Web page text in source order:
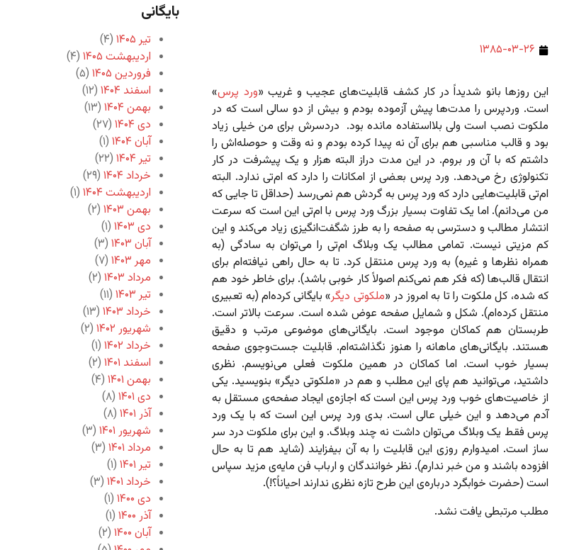
۱۳۸۵-۰۳-۲۶
این روزها بانو شدیداً در کار کشف قابلیت‌های عجیب و غریب «ورد پرس»
است. وردپرس را مدت‌ها پیش آزموده بودم و بیش از دو سالی است که در
ملکوت نصب است ولی بلااستفاده مانده بود. دردسرش برای من خیلی زیاد
بود و قالب مناسبی هم برای آن نه پیدا کرده بودم و نه وقت و حوصله‌اش را
داشتم که با آن ور بروم. در این مدت دراز البته هزار و یک پیشرفت در کار
تکنولوژی رخ می‌دهد. ورد پرس بعضی از امکانات را دارد که ام‌تی ندارد. البته
ام‌تی قابلیت‌هایی دارد که ورد پرس به گردش هم نمی‌رسد (حداقل تا جایی که
من می‌دانم). اما یک تفاوت بسیار بزرگ ورد پرس با ام‌تی این است که سرعت
انتشار مطالب و دسترسی به صفحه را به طرز شگفت‌انگیزی زیاد می‌کند و این
کم مزیتی نیست. تمامی مطالب یک وبلاگ ام‌تی را می‌توان به سادگی (به
همراه نظرها و غیره) به ورد پرس منتقل کرد. تا به حال راهی نیافته‌ام برای
انتقال قالب‌ها (که فکر هم نمی‌کنم اصولاً کار خوبی باشد). برای خاطر خود هم
که شده، کل ملکوت را تا به امروز در «ملکوتی دیگر» بایگانی کرده‌ام (به تعبیری
منتقل کرده‌ام). شکل و شمایل صفحه عوض شده است. سرعت بالاتر است.
طربستان هم کماکان موجود است. بایگانی‌های موضوعی مرتب و دقیق
هستند. بایگانی‌های ماهانه را هنوز نگذاشته‌ام. قابلیت جست‌وجوی صفحه
بسیار خوب است. اما کماکان در همین ملکوت فعلی می‌نویسم. نظری
داشتید، می‌توانید هم پای این مطلب و هم در «ملکوتی دیگر» بنویسید. یکی
از خاصیت‌های خوب ورد پرس این است که اجازه‌ی ایجاد صفحه‌ی مستقل به
آدم می‌دهد و این خیلی عالی است. بدی ورد پرس این است که با یک ورد
پرس فقط یک وبلاگ می‌توان داشت نه چند وبلاگ. و این برای ملکوت درد سر
ساز است. امیدوارم روزی این قابلیت را به آن بیفزایند (شاید هم تا به حال
افزوده باشند و من خبر ندارم). نظر خوانندگان و ارباب فن مایه‌ی مزید سپاس
است (حضرت خوابگرد درباره‌ی این طرح تازه نظری ندارند احیاناً؟!).
مطلب مرتبطی یافت نشد.
بایگانی
تیر ۱۴۰۵
(۴)
اردیبهشت ۱۴۰۵
(۴)
فروردین ۱۴۰۵
(۵)
اسفند ۱۴۰۴
(۱۲)
بهمن ۱۴۰۴
(۱۳)
دی ۱۴۰۴
(۲۷)
آبان ۱۴۰۴
(۱)
تیر ۱۴۰۴
(۲۲)
خرداد ۱۴۰۴
(۲۹)
اردیبهشت ۱۴۰۴
(۱)
بهمن ۱۴۰۳
(۲)
دی ۱۴۰۳
(۱)
آبان ۱۴۰۳
(۳)
مهر ۱۴۰۳
(۷)
مرداد ۱۴۰۳
(۲)
تیر ۱۴۰۳
(۱۱)
خرداد ۱۴۰۳
(۱۳)
شهریور ۱۴۰۲
(۲)
خرداد ۱۴۰۲
(۱)
اسفند ۱۴۰۱
(۲)
بهمن ۱۴۰۱
(۴)
دی ۱۴۰۱
(۸)
آذر ۱۴۰۱
(۸)
شهریور ۱۴۰۱
(۳)
مرداد ۱۴۰۱
(۳)
تیر ۱۴۰۱
(۱)
خرداد ۱۴۰۱
(۳)
دی ۱۴۰۰
(۱)
آذر ۱۴۰۰
(۱)
آبان ۱۴۰۰
(۲)